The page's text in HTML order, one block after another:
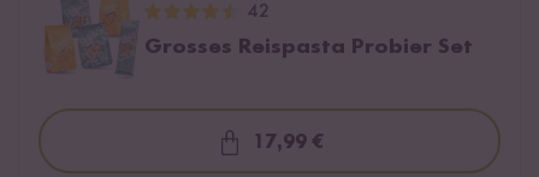
42
Grosses Reispasta Probier Set
Loading...
17,99 €